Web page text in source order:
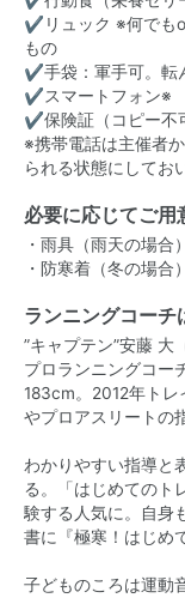
✔リュック ※何でも
もの
✔手袋：軍手可。転
✔スマートフォン※
✔保険証（コピー不
※携帯電話は主催者
られる状態にしてお
必要に応じてご用
・雨具（雨天の場合）
・防寒着（冬の場合）
ランニングコーチ
”キャプテン”安藤 大
プロランニングコー
183cm。2012年トレ
やプロアスリートの
わかりやすい指導と
る。「はじめてのト
験する人気に。自身
書に『極寒！はじめ
子どものころは運動